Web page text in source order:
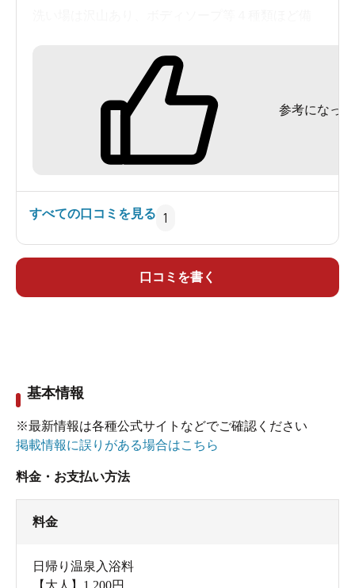
内風呂は５つ（水風呂１）、半露天に２つある。
元々介護施設だったらしく手すりが沢山ある
サウナは20名が余裕で入れる広さで、セルフロウ
リュあり（３種類のアロマが選べる）温度は97℃
掛けておくフックもありグッド👍️
水風呂は３人程入れる大きさで、そんなに冷たく
ないので長く入ってられる。
参考になった
すべての口コミを見る 1
口コミを書く
基本情報
※最新情報は各種公式サイトなどでご確認ください
掲載情報に誤りがある場合はこちら
料金・お支払い方法
料金
日帰り温泉入浴料